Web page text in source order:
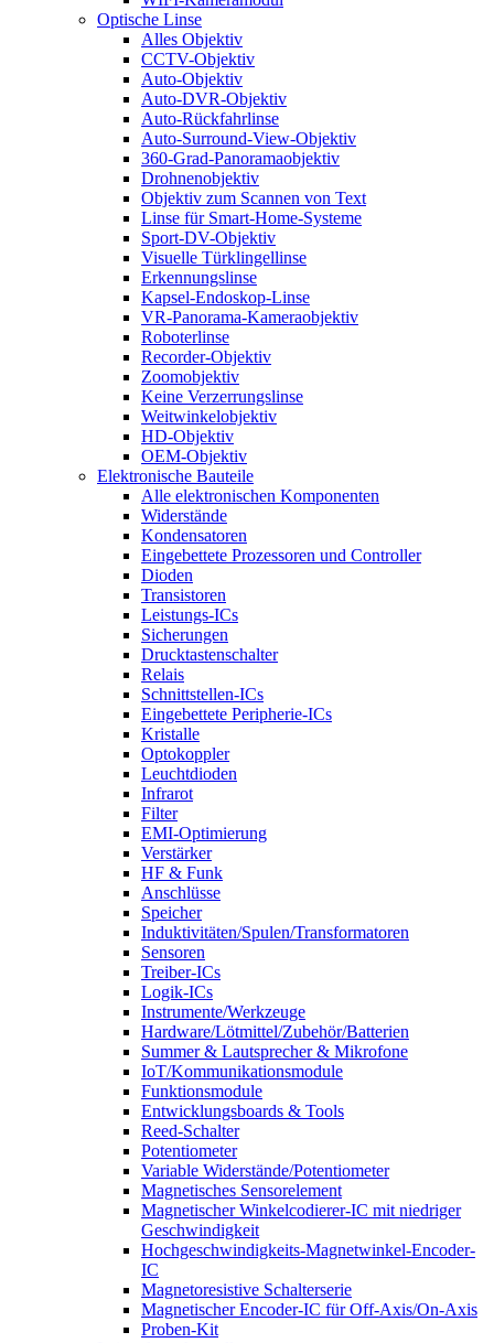
Optische Linse
Alles Objektiv
CCTV-Objektiv
Auto-Objektiv
Auto-DVR-Objektiv
Auto-Rückfahrlinse
Auto-Surround-View-Objektiv
360-Grad-Panoramaobjektiv
Drohnenobjektiv
Objektiv zum Scannen von Text
Linse für Smart-Home-Systeme
Sport-DV-Objektiv
Visuelle Türklingellinse
Erkennungslinse
Kapsel-Endoskop-Linse
VR-Panorama-Kameraobjektiv
Roboterlinse
Recorder-Objektiv
Zoomobjektiv
Keine Verzerrungslinse
Weitwinkelobjektiv
HD-Objektiv
OEM-Objektiv
Elektronische Bauteile
Alle elektronischen Komponenten
Widerstände
Kondensatoren
Eingebettete Prozessoren und Controller
Dioden
Transistoren
Leistungs-ICs
Sicherungen
Drucktastenschalter
Relais
Schnittstellen-ICs
Eingebettete Peripherie-ICs
Kristalle
Optokoppler
Leuchtdioden
Infrarot
Filter
EMI-Optimierung
Verstärker
HF & Funk
Anschlüsse
Speicher
Induktivitäten/Spulen/Transformatoren
Sensoren
Treiber-ICs
Logik-ICs
Instrumente/Werkzeuge
Hardware/Lötmittel/Zubehör/Batterien
Summer & Lautsprecher & Mikrofone
IoT/Kommunikationsmodule
Funktionsmodule
Entwicklungsboards & Tools
Reed-Schalter
Potentiometer
Variable Widerstände/Potentiometer
Magnetisches Sensorelement
Magnetischer Winkelcodierer-IC mit niedriger
Geschwindigkeit
Hochgeschwindigkeits-Magnetwinkel-Encoder-
IC
Magnetoresistive Schalterserie
Magnetischer Encoder-IC für Off-Axis/On-Axis
Proben-Kit